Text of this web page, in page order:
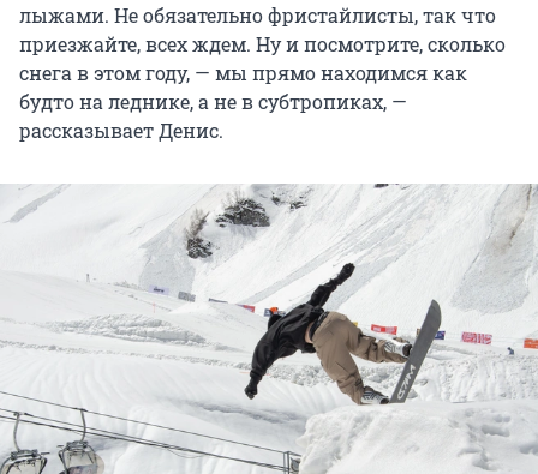
лыжами. Не обязательно фристайлисты, так что
приезжайте, всех ждем. Ну и посмотрите, сколько
снега в этом году, — мы прямо находимся как
будто на леднике, а не в субтропиках, —
рассказывает Денис.